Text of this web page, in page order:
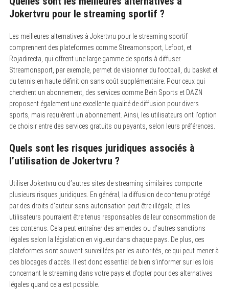
Jokertvru pour le streaming sportif ?
Les meilleures alternatives à Jokertvru pour le streaming sportif
comprennent des plateformes comme Streamonsport, Lefoot, et
Rojadirecta, qui offrent une large gamme de sports à diffuser.
Streamonsport, par exemple, permet de visionner du football, du basket et
du tennis en haute définition sans coût supplémentaire. Pour ceux qui
cherchent un abonnement, des services comme Bein Sports et DAZN
proposent également une excellente qualité de diffusion pour divers
sports, mais requièrent un abonnement. Ainsi, les utilisateurs ont l’option
de choisir entre des services gratuits ou payants, selon leurs préférences.
Quels sont les risques juridiques associés à
l’utilisation de Jokertvru ?
Utiliser Jokertvru ou d’autres sites de streaming similaires comporte
plusieurs risques juridiques. En général, la diffusion de contenu protégé
par des droits d’auteur sans autorisation peut être illégale, et les
utilisateurs pourraient être tenus responsables de leur consommation de
ces contenus. Cela peut entraîner des amendes ou d’autres sanctions
légales selon la législation en vigueur dans chaque pays. De plus, ces
plateformes sont souvent surveillées par les autorités, ce qui peut mener à
des blocages d’accès. Il est donc essentiel de bien s’informer sur les lois
concernant le streaming dans votre pays et d’opter pour des alternatives
légales quand cela est possible.